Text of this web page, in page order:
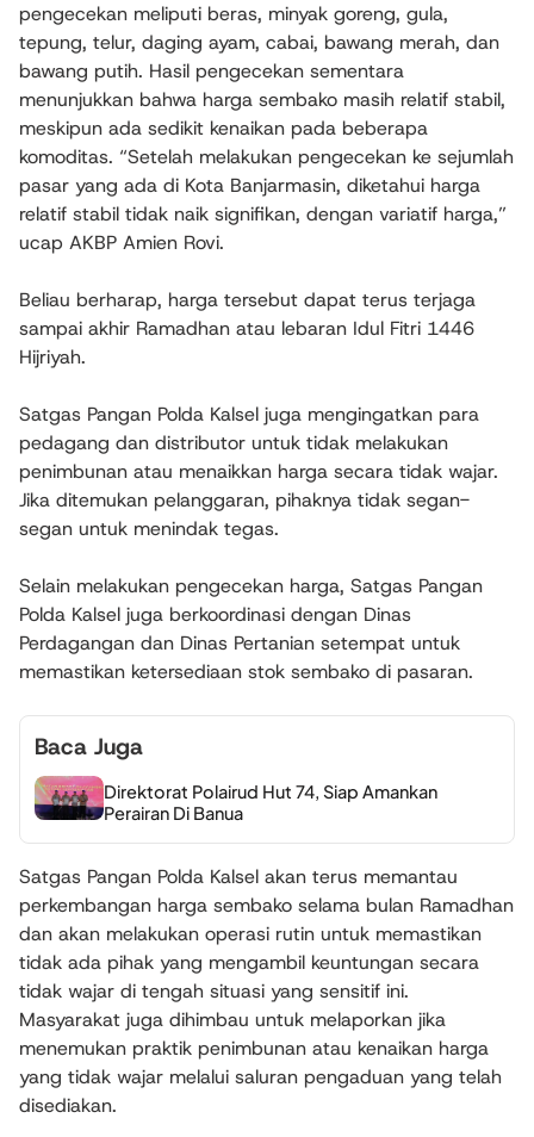
pengecekan meliputi beras, minyak goreng, gula,
tepung, telur, daging ayam, cabai, bawang merah, dan
bawang putih. Hasil pengecekan sementara
menunjukkan bahwa harga sembako masih relatif stabil,
meskipun ada sedikit kenaikan pada beberapa
komoditas. “Setelah melakukan pengecekan ke sejumlah
pasar yang ada di Kota Banjarmasin, diketahui harga
relatif stabil tidak naik signifikan, dengan variatif harga,”
ucap AKBP Amien Rovi.
Beliau berharap, harga tersebut dapat terus terjaga
sampai akhir Ramadhan atau lebaran Idul Fitri 1446
Hijriyah.
Satgas Pangan Polda Kalsel juga mengingatkan para
pedagang dan distributor untuk tidak melakukan
penimbunan atau menaikkan harga secara tidak wajar.
Jika ditemukan pelanggaran, pihaknya tidak segan-
segan untuk menindak tegas.
Selain melakukan pengecekan harga, Satgas Pangan
Polda Kalsel juga berkoordinasi dengan Dinas
Perdagangan dan Dinas Pertanian setempat untuk
memastikan ketersediaan stok sembako di pasaran.
Baca Juga
Direktorat Polairud Hut 74, Siap Amankan
Perairan Di Banua
Satgas Pangan Polda Kalsel akan terus memantau
perkembangan harga sembako selama bulan Ramadhan
dan akan melakukan operasi rutin untuk memastikan
tidak ada pihak yang mengambil keuntungan secara
tidak wajar di tengah situasi yang sensitif ini.
Masyarakat juga dihimbau untuk melaporkan jika
menemukan praktik penimbunan atau kenaikan harga
yang tidak wajar melalui saluran pengaduan yang telah
disediakan.